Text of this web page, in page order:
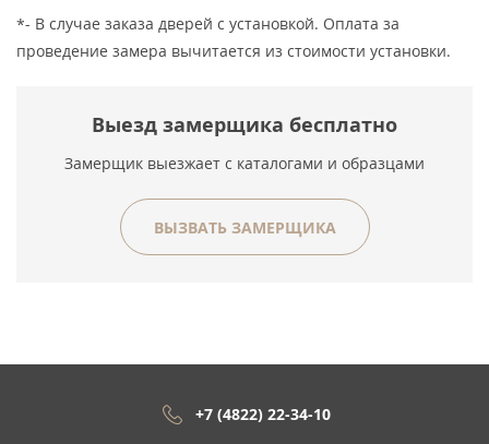
*- В случае заказа дверей с установкой. Оплата за
проведение замера вычитается из стоимости установки.
Выезд замерщика бесплатно
Замерщик выезжает с каталогами и образцами
ВЫЗВАТЬ ЗАМЕРЩИКА
+7 (4822) 22-34-10